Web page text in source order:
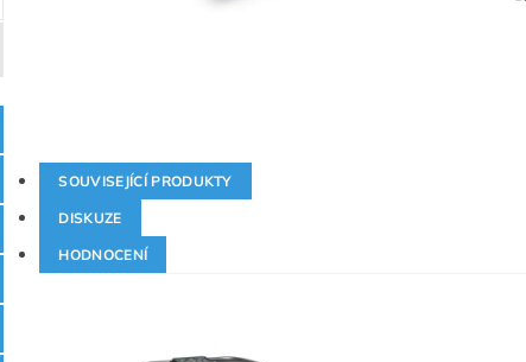
SOUVISEJÍCÍ PRODUKTY
DISKUZE
HODNOCENÍ